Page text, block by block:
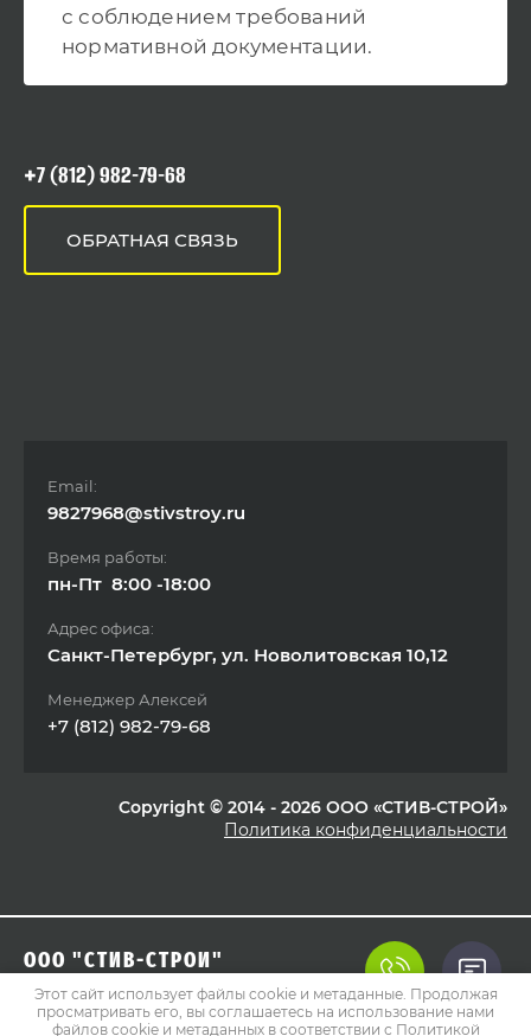
с соблюдением требований
нормативной документации.
+7 (812) 982-79-68
ОБРАТНАЯ СВЯЗЬ
Email:
9827968@stivstroy.ru
Время работы:
пн-Пт 8:00 -18:00
Адрес офиса:
Санкт-Петербург, ул. Новолитовская 10,12
Менеджер Алексей
+7 (812) 982-79-68
Copyright © 2014 - 2026 ООО «СТИВ-СТРОЙ»
Политика конфиденциальности
Этот сайт использует файлы cookie и метаданные. Продолжая
просматривать его, вы соглашаетесь на использование нами
файлов cookie и метаданных в соответствии с Политикой
ООО "СТИВ-СТРОЙ"